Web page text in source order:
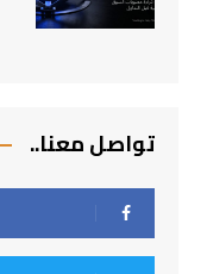
تواصل معنا..